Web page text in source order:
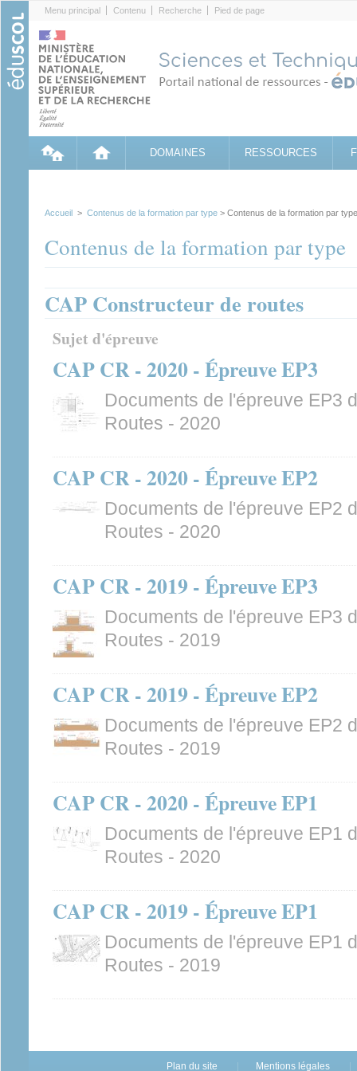
Menu principal Contenu Recherche Pied de page
DOMAINES RESSOURCES
Accueil > Contenus de la formation par type > Contenus de la formation par type
Contenus de la formation par type
CAP Constructeur de routes
Sujet d'épreuve
CAP CR - 2020 - Épreuve EP3
Documents de l'épreuve EP3
Routes - 2020
CAP CR - 2020 - Épreuve EP2
Documents de l'épreuve EP2
Routes - 2020
CAP CR - 2019 - Épreuve EP3
Documents de l'épreuve EP3
Routes - 2019
CAP CR - 2019 - Épreuve EP2
Documents de l'épreuve EP2
Routes - 2019
CAP CR - 2020 - Épreuve EP1
Documents de l'épreuve EP1
Routes - 2020
CAP CR - 2019 - Épreuve EP1
Documents de l'épreuve EP1
Routes - 2019
Plan du site Mentions légales